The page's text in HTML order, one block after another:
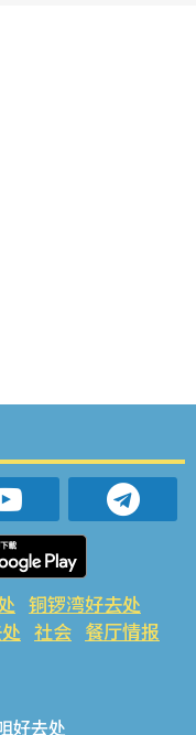
铜锣湾好去处
社会 餐厅情报
好去处